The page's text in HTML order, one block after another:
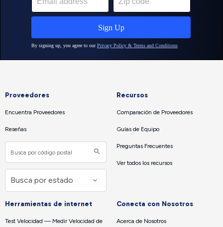
Proveedores
Encuentra Proveedores
Reseñas
Recursos
Comparación de Proveedores
Guías de Equipo
Preguntas Frecuentes
Ver todos los recursos
Herramientas de internet
Test Velocidad — Medir Velocidad de
Conecta con Nosotros
Acerca de Nosotros